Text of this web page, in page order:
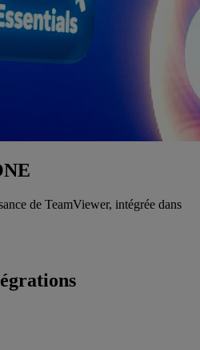
de TeamViewer, intégrée dans